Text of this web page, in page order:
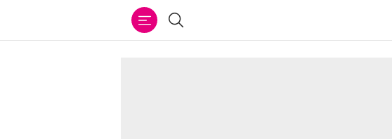
Cercar